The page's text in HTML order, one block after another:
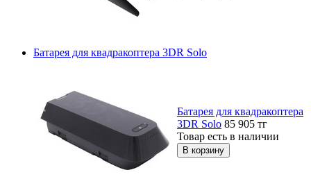
Батарея для квадракоптера 3DR Solo
Батарея для квадракоптера
3DR Solo 85 905 тг
Товар есть в наличии